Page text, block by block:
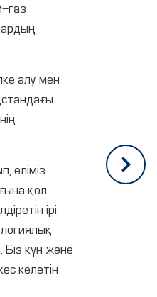
газ
алу мен
еліміз
қол
ірі
Біз күн және
келетін